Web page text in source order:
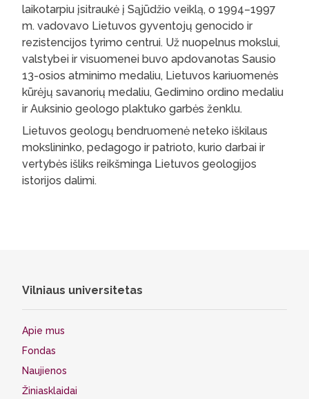
laikotarpiu įsitraukė į Sąjūdžio veiklą, o 1994–1997
m. vadovavo Lietuvos gyventojų genocido ir
rezistencijos tyrimo centrui. Už nuopelnus mokslui,
valstybei ir visuomenei buvo apdovanotas Sausio
13-osios atminimo medaliu, Lietuvos kariuomenės
kūrėjų savanorių medaliu, Gedimino ordino medaliu
ir Auksinio geologo plaktuko garbės ženklu.
Lietuvos geologų bendruomenė neteko iškilaus
mokslininko, pedagogo ir patrioto, kurio darbai ir
vertybės išliks reikšminga Lietuvos geologijos
istorijos dalimi.
Vilniaus universitetas
Apie mus
Fondas
Naujienos
Žiniasklaidai